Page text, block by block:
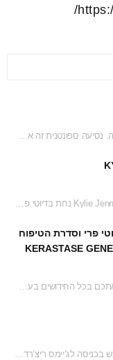
פרי וסדרת הטיפוח
השבוע הגעתי לצלם מקרוב עמדת בישום מהממת ממש בכניסה לג’יימס ריצ’רדסון דיוטי פרי. כל העמדה…